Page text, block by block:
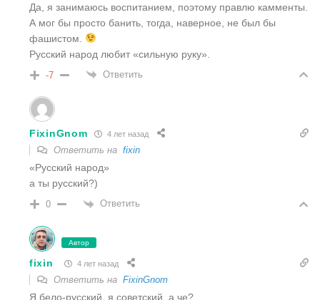
Да, я занимаюсь воспитанием, поэтому правлю камменты.
А мог бы просто банить, тогда, наверное, не был бы
фашистом.
Русский народ любит «сильную руку».
-7 Ответить
FixinGnom 4 лет назад
Ответить на fixin
«Русский народ»
а ты русский?)
0 Ответить
Автор
fixin 4 лет назад
Ответить на FixinGnom
Я бело-русский. я советский. а че?